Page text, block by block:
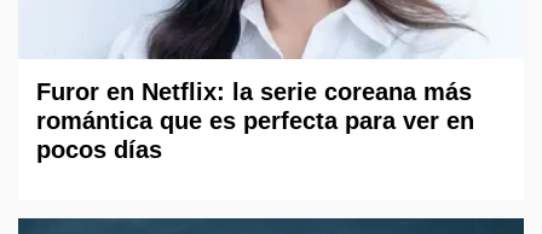
Furor en Netflix: la serie coreana más
romántica que es perfecta para ver en
pocos días